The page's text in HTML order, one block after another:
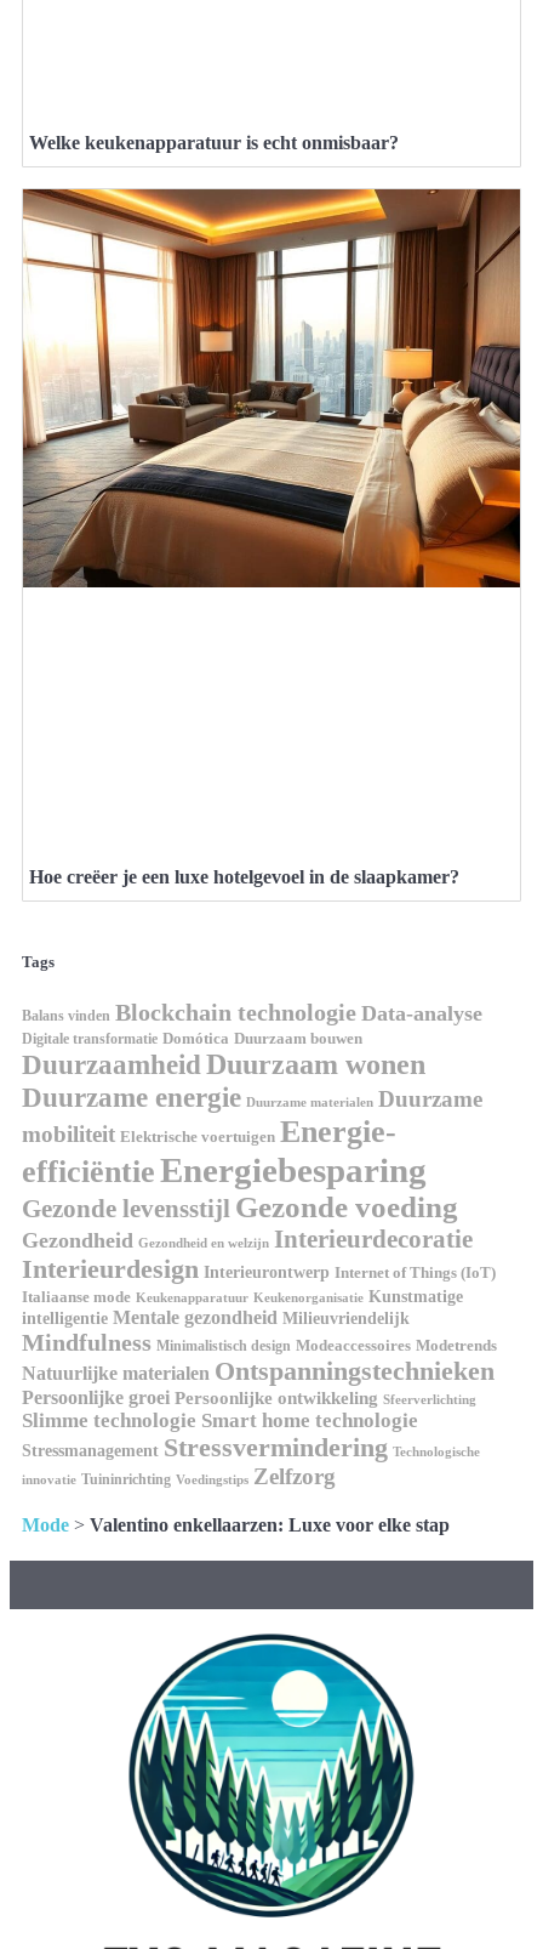
Welke keukenapparatuur is echt onmisbaar?
Hoe creëer je een luxe hotelgevoel in de slaapkamer?
Tags
Balans vinden Blockchain technologie Data-analyse
Digitale transformatie Domótica Duurzaam bouwen
Duurzaamheid Duurzaam wonen
Duurzame energie Duurzame materialen Duurzame
mobiliteit Elektrische voertuigen Energie-
efficiëntieEnergiebesparing
Gezonde levensstijl Gezonde voeding
Gezondheid Gezondheid en welzijn Interieurdecoratie
Interieurdesign Interieurontwerp Internet of Things (IoT)
Italiaanse mode Keukenapparatuur Keukenorganisatie Kunstmatige
intelligentie Mentale gezondheid Milieuvriendelijk
Mindfulness Minimalistisch design Modeaccessoires Modetrends
Natuurlijke materialen Ontspanningstechnieken
Persoonlijke groei Persoonlijke ontwikkeling Sfeerverlichting
Slimme technologie Smart home technologie
Stressmanagement Stressvermindering Technologische
innovatie Tuininrichting Voedingstips Zelfzorg
Mode > Valentino enkellaarzen: Luxe voor elke stap